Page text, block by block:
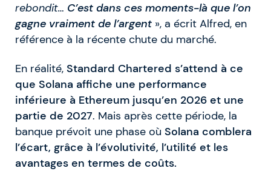
rebondit… C’est dans ces moments-là que l’on
gagne vraiment de l’argent », a écrit Alfred, en
référence à la récente chute du marché.
En réalité, Standard Chartered s’attend à ce
que Solana affiche une performance
inférieure à Ethereum jusqu’en 2026 et une
partie de 2027. Mais après cette période, la
banque prévoit une phase où Solana comblera
l’écart, grâce à l’évolutivité, l’utilité et les
avantages en termes de coûts.